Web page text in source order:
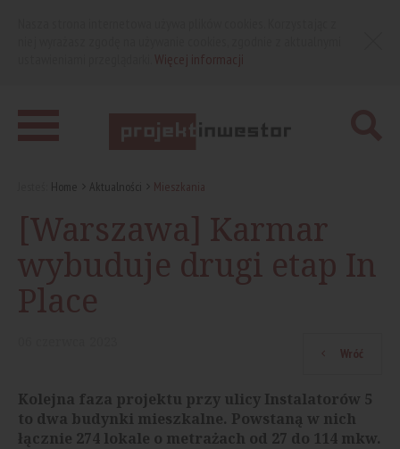
Home Aktualności Mieszkania
[Warszawa] Karmar
wybuduje drugi etap In
Place
Wróć
Kolejna faza projektu przy ulicy Instalatorów 5
to dwa budynki mieszkalne. Powstaną w nich
łącznie 274 lokale o metrażach od 27 do 114 mkw.